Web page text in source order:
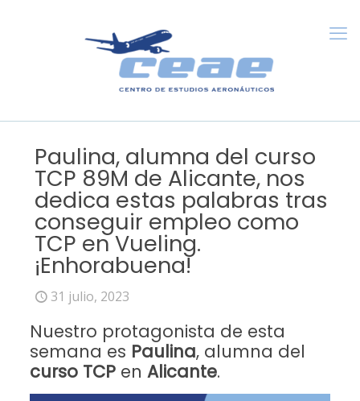
Paulina, alumna del curso
TCP 89M de Alicante, nos
dedica estas palabras tras
conseguir empleo como
TCP en Vueling.
¡Enhorabuena!
31 julio, 2023
Nuestro protagonista de esta
semana es Paulina, alumna del
curso TCP en Alicante.